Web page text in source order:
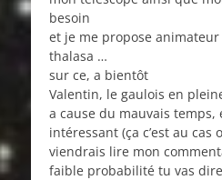
besoin
et je me propose
thalasa …
sur ce, a bientôt
Valentin, le gaulois en
a cause du mauvais temps,
intéressant (ça c’est au
viendrais lire mon
faible probabilité tu vas